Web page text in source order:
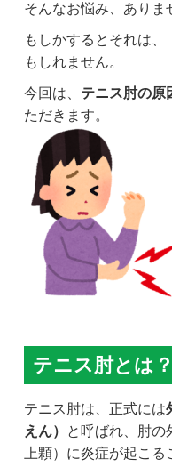
そんなお悩み、ありま
もしかするとそれは
もしれません。
今回は、 テニス肘の原
ただきます。
テニス肘とは？
テニス肘は、正式には
えん）
と呼ばれ、肘の
上顆）に炎症が起こ